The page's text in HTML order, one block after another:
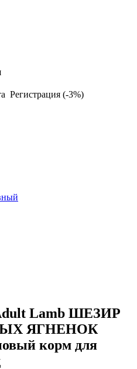
Регистрация (-3%)
Lamb ШЕЗИР
ЯГНЕНОК
корм для